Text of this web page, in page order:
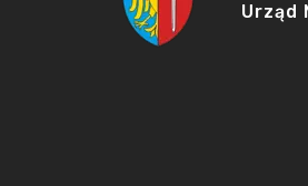
Urząd